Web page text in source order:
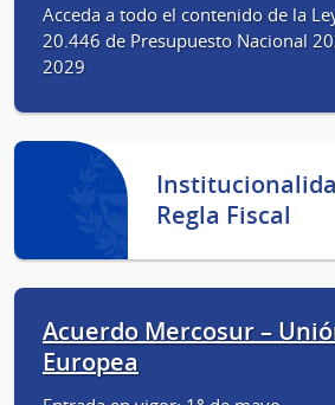
Acceda a todo el contenido de la
20.446 de Presupuesto Nacional
2029
Regla Fiscal
Acuerdo Mercosur –
Europea